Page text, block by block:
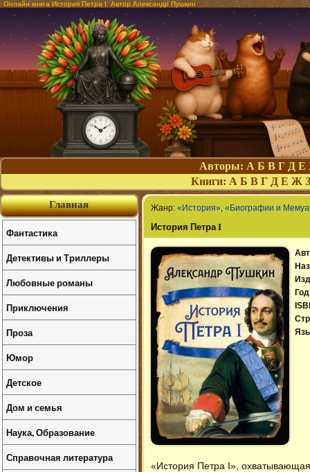
Онлайн книга История Петра I. Автор Александр Пушкин
Авторы: А Б В Г Д Е
Книги: А Б В Г Д Е Ж З
Жанр: «История», «Биографии и
История Петра I
«История Петра I»,
Главная
Фантастика
Детективы и Триллеры
Любовные романы
Приключения
Проза
Юмор
Детское
Дом и семья
Наука, Образование
Справочная литература